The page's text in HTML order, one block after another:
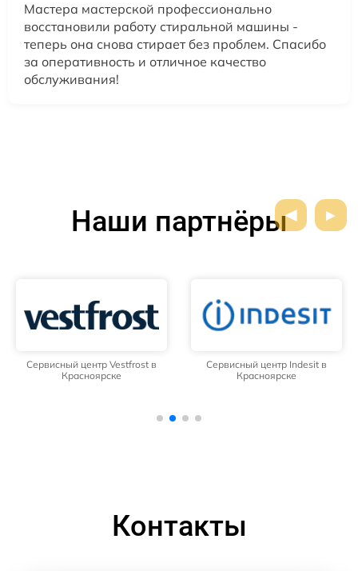
Мастера мастерской профессионально
восстановили работу стиральной машины -
теперь она снова стирает без проблем. Спасибо
за оперативность и отличное качество
обслуживания!
Наши партнёры
Сервисный центр Vestfrost в
Красноярске
Сервисный центр Indesit в
Красноярске
Контакты